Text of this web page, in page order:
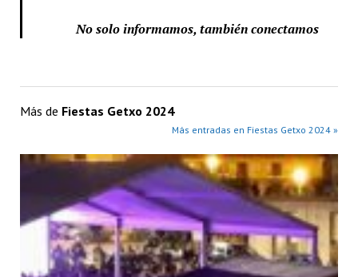
No solo informamos, también conectamos
Más de Fiestas Getxo 2024
Más entradas en Fiestas Getxo 2024 »